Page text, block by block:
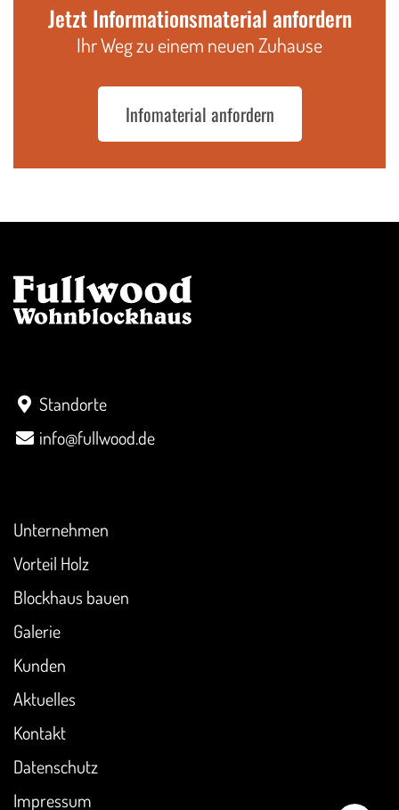
Jetzt Informationsmaterial anfordern
Ihr Weg zu einem neuen Zuhause
Infomaterial anfordern
Standorte
info@fullwood.de
Unternehmen
Vorteil Holz
Blockhaus bauen
Galerie
Kunden
Aktuelles
Kontakt
Datenschutz
Impressum